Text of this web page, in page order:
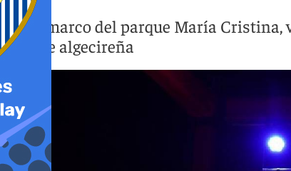
En el marco del parque María
grande algecireña